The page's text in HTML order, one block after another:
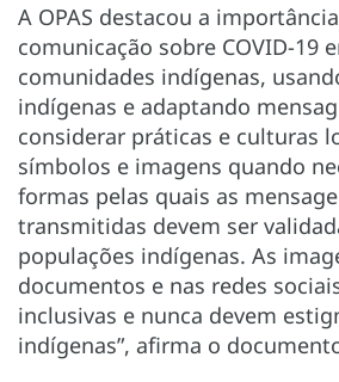
A OPAS destacou a
comunicação sobre COVID-19
comunidades indígenas,
indígenas e adaptando
considerar práticas e culturas
símbolos e imagens quando
formas pelas quais as
transmitidas devem ser
populações indígenas. As
documentos e nas redes
inclusivas e nunca devem
indígenas”, afirma o